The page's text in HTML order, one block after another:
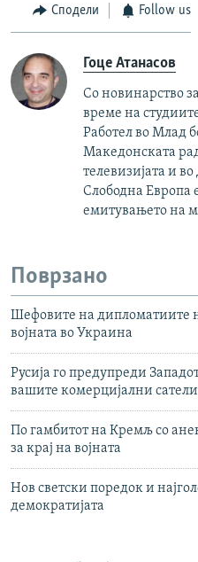
Сподели Follow us
Гоце Атанасов
Со новинарство
време на
Работел во Млад
Македонската
телевизијата и
Слободна Европа
емитувањето на
Поврзано
Шефовите на дипломатиите
војната во Украина
Русија го предупреди
вашите комерцијални
По гамбитот на Кремљ со
за крај на војната
Нов светски поредок и
демократијата